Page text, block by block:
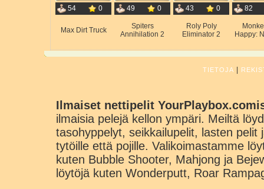
54 0
Max Dirt Truck
49 0
Spiters
Annihilation 2
43 0
Roly Poly
Eliminator 2
82
Happy:
TIETOJA
Ilmaiset nettipelit
ilmaisia pelejä kellon ympäri. Meiltä
tasohyppelyt, seikkailupelit, lasten
tytöille että pojille. Valikoimastamme
kuten Bubble Shooter, Mahjong ja
löytöjä kuten Wonderputt, Roar